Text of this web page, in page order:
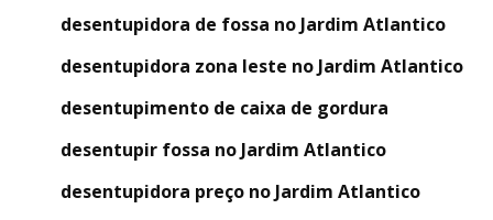
desentupidora de fossa no Jardim Atlantico
desentupidora zona leste no Jardim Atlantico
desentupimento de caixa de gordura
desentupir fossa no Jardim Atlantico
desentupidora preço no Jardim Atlantico